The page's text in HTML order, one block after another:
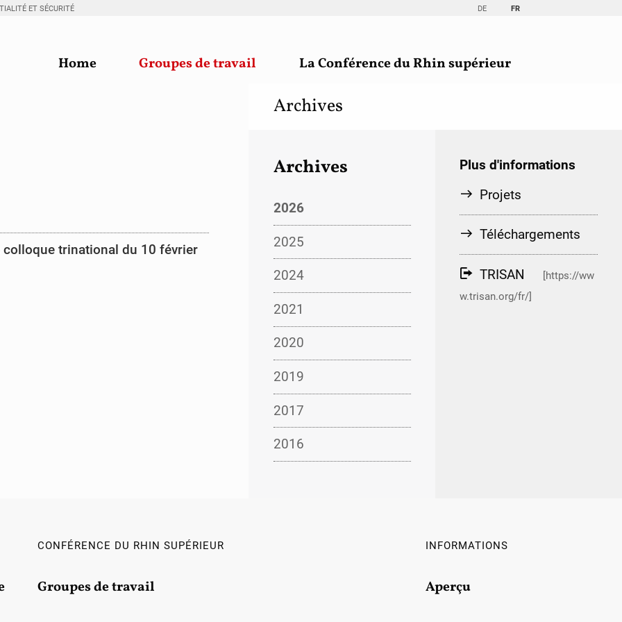
ET SÉCURITÉ DE FR
Home Groupes de travail La Conférence du Rhin supérieur
Archives
colloque trinational du 10 février
Archives
2026
2025
2024
2021
2020
2019
2017
2016
Plus d'informations
Projets
Téléchargements
TRISAN
CONFÉRENCE DU RHIN SUPÉRIEUR
Groupes de travail
INFORMATIONS
Aperçu